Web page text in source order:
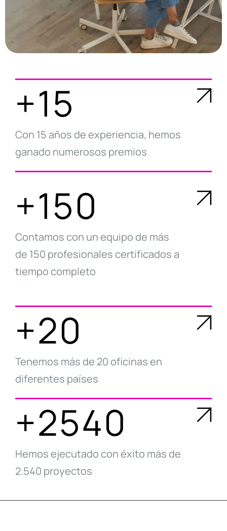
+15
Con 15 años de experiencia, hemos
ganado numerosos premios
+150
Contamos con un equipo de más
de 150 profesionales certificados a
tiempo completo
+20
Tenemos más de 20 oficinas en
diferentes países
+2540
Hemos ejecutado con éxito más de
2.540 proyectos